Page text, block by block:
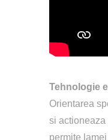
Tehnologie
Orientarea
si actioneaza
permite